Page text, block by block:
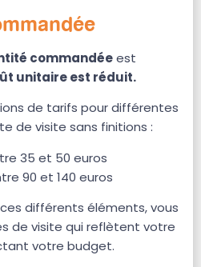
commandéeest
unitaire est réduit.
de tarifs pour différentes
de visite sans finitions :
35 et 50 euros
90 et 140 euros
différents éléments, vous
de visite qui reflètent votre
votre budget.